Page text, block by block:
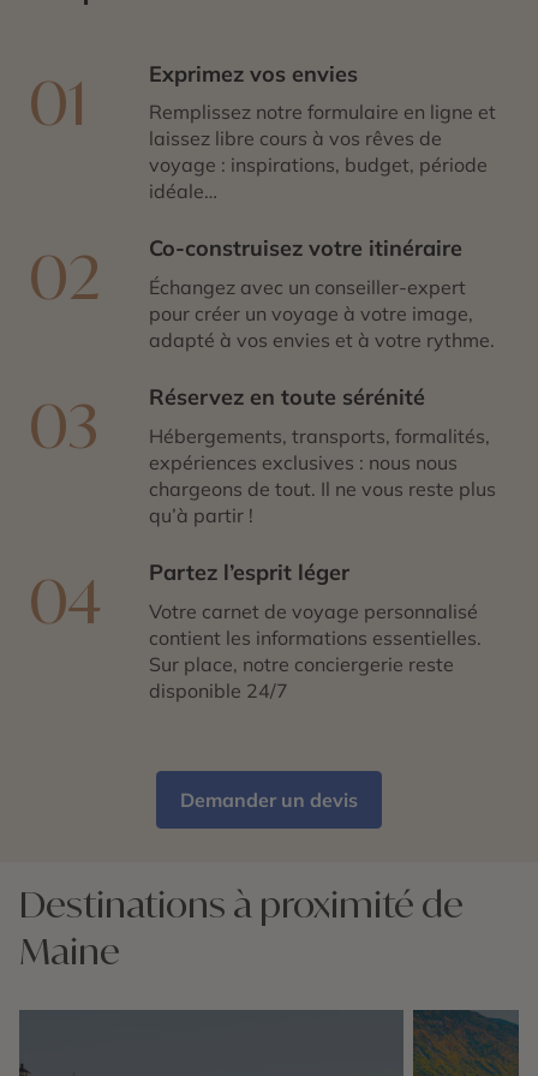
01 Exprimez vos envies
Remplissez notre formulaire en ligne et
laissez libre cours à vos rêves de
voyage : inspirations, budget, période
idéale…
02 Co-construisez votre itinéraire
Échangez avec un conseiller-expert
pour créer un voyage à votre image,
adapté à vos envies et à votre rythme.
03 Réservez en toute sérénité
Hébergements, transports, formalités,
expériences exclusives : nous nous
chargeons de tout. Il ne vous reste plus
qu’à partir !
04 Partez l’esprit léger
Votre carnet de voyage personnalisé
contient les informations essentielles.
Sur place, notre conciergerie reste
disponible 24/7
Demander un devis
Destinations à proximité de
Maine